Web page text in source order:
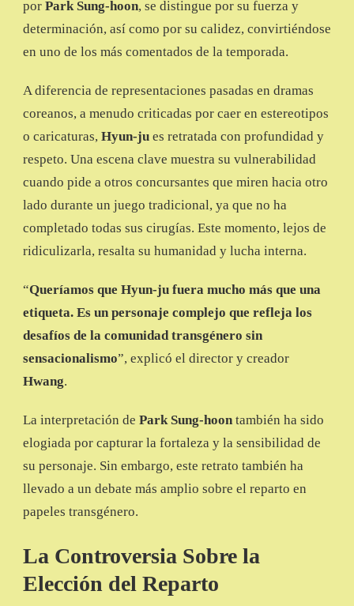
por Park Sung-hoon, se distingue por su fuerza y
determinación, así como por su calidez, convirtiéndose
en uno de los más comentados de la temporada.
A diferencia de representaciones pasadas en dramas
coreanos, a menudo criticadas por caer en estereotipos
o caricaturas, Hyun-ju es retratada con profundidad y
respeto. Una escena clave muestra su vulnerabilidad
cuando pide a otros concursantes que miren hacia otro
lado durante un juego tradicional, ya que no ha
completado todas sus cirugías. Este momento, lejos de
ridiculizarla, resalta su humanidad y lucha interna.
“Queríamos que Hyun-ju fuera mucho más que una
etiqueta. Es un personaje complejo que refleja los
desafíos de la comunidad transgénero sin
sensacionalismo”, explicó el director y creador
Hwang.
La interpretación de Park Sung-hoon también ha sido
elogiada por capturar la fortaleza y la sensibilidad de
su personaje. Sin embargo, este retrato también ha
llevado a un debate más amplio sobre el reparto en
papeles transgénero.
La Controversia Sobre la
Elección del Reparto